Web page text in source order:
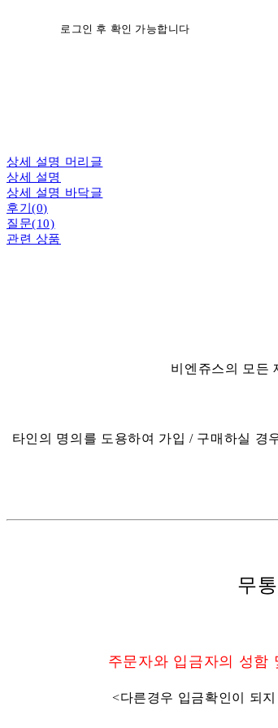
로그인 후 확인 가능합니다
상세 설명 머리글
상세 설명
상세 설명 바닥글
후기(0)
질문(10)
관련 상품
비엔쥬스의 모든
타인의 명의를 도용하여 가입 / 구매하실 경
무
주문자와 입금자의 성함
<다른경우 입금확인이 되